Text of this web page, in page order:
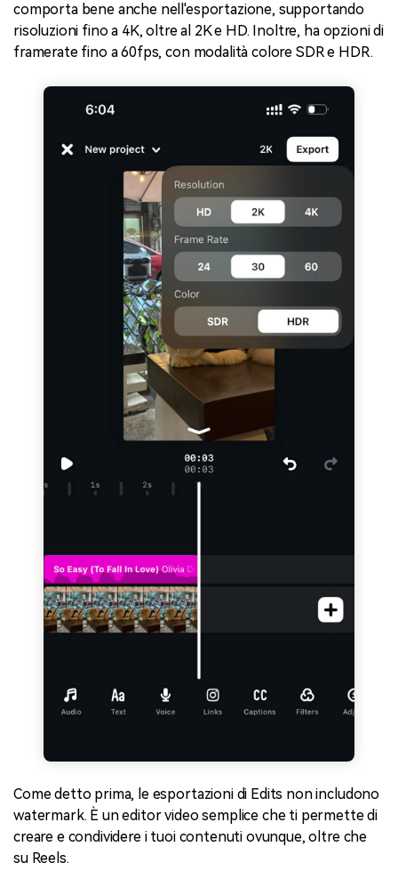
comporta bene anche nell'esportazione, supportando
risoluzioni fino a 4K, oltre al 2K e HD. Inoltre, ha opzioni di
framerate fino a 60fps, con modalità colore SDR e HDR.
Come detto prima, le esportazioni di Edits non includono
watermark. È un editor video semplice che ti permette di
creare e condividere i tuoi contenuti ovunque, oltre che
su Reels.